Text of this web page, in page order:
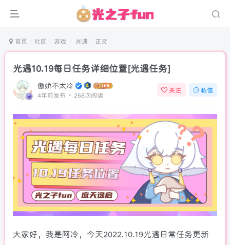
首页 社区 游戏 光遇 正文
光遇10.19每日任务详细位置[光遇任务]
傲娇不太冷
4年前发布 268次阅读
关注 私信
大家好，我是阿冷，今天2022.10.19光遇日常任务更新